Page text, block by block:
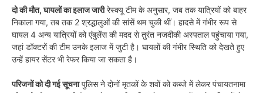
दो की मौत, घायलों का इलाज जारीरेस्क्यू टीम के अनुसार, जब तक यात्रियों को बाहर
निकाला गया, तब तक 2 श्रद्धालुओं की सांसें थम चुकी थीं। हादसे में गंभीर रूप से
घायल 4 अन्य यात्रियों को एंबुलेंस की मदद से तुरंत नजदीकी अस्पताल पहुंचाया गया,
जहां डॉक्टरों की टीम उनके इलाज में जुटी है। घायलों की गंभीर स्थिति को देखते हुए
उन्हें हायर सेंटर भी रेफर किया जा सकता है।
परिजनों को दी गई सूचनापुलिस ने दोनों मृतकों के शवों को कब्जे में लेकर पंचायतनामा